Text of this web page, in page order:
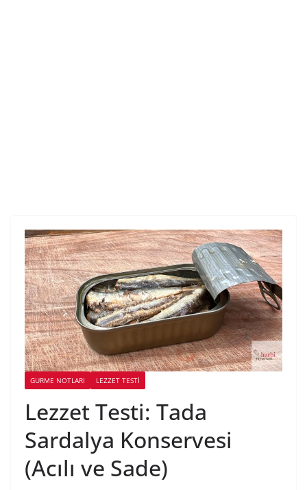
GURME NOTLARI LEZZET TESTI
Lezzet Testi: Tada
Sardalya Konservesi
(Acılı ve Sade)